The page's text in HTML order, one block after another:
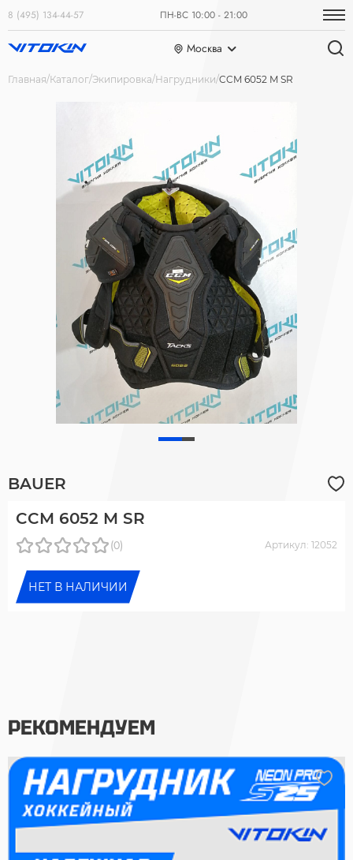
8 (495) 134-44-57 ПН-ВС 10:00 - 21:00
Москва
Главная Каталог Экипировка Нагрудники CCM 6052 M SR
BAUER
CCM 6052 M SR
(0) Артикул: 12052
НЕТ В НАЛИЧИИ
РЕКОМЕНДУЕМ